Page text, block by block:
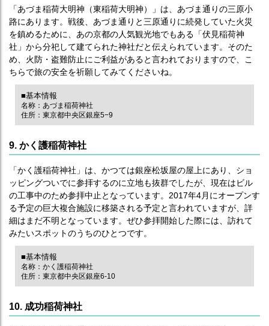
「あづま稲荷大明神（東稲荷大明神）」は、あづま通りの三原小
路にあります。戦後、あづま通りと三原通りに続発していた火災
を鎮めるために、あの京都の人気観光地でもある「伏見稲荷神
社」から分祀して建てられた神社だと伝えられています。そのた
め、火防・盗難防止にご利益があると言われておりますので、こ
ちらで旅の安全を祈願してみてくださいね。
■基本情報
名称：あづま稲荷神社
住所：東京都中央区銀座5−9
9. かく護稲荷神社
「かく護稲荷神社」は、かつては銀座松坂屋の屋上にあり、ショ
ッピングついでに参拝するのに立地も抜群でしたが、現在はビル
の工事中のため参拝中止となっています。2017年4月にオープンす
る予定の巨大複合施設に移築される予定と言われていますが、詳
細はまだ不明となっています。ぜひ参拝開始した際には、訪れて
みたいスポットのうちのひとつです。
■基本情報
名称：かく護稲荷神社
住所：東京都中央区銀座6-10
10. 成功稲荷神社